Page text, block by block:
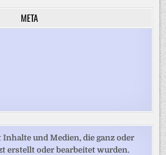
META
Inhalte und Medien, die ganz oder
erstellt oder bearbeitet wurden.